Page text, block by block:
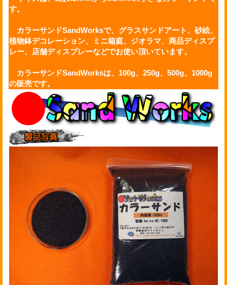
す。
カラーサンドSandWorksで、 グラスサンドアート 、 砂絵、
植物鉢デコ レーション、ミニ箱庭、 ジオラマ、商品ディスプ
レー、
店舗ディスプレーなどでお使い頂いています。
カラーサンドSandWorksは、100g、250g、500g、1000g
の販売です。